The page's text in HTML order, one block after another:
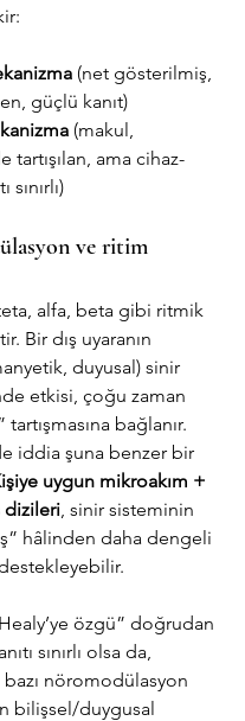
(net gösterilmiş,
güçlü kanıt)
(makul,
tartışılan, ama cihaz-
sınırlı)
ve ritim
alfa, beta gibi ritmik
Bir dış uyaranın
duyusal) sinir
etkisi, çoğu zaman
bağlanır.
iddia şuna benzer bir
uygun mikroakım +
dizileri , sinir sisteminin
hâlinden daha dengeli
özgü” doğrudan
sınırlı olsa da,
bazı nöromodülasyon
bilişsel/duygusal